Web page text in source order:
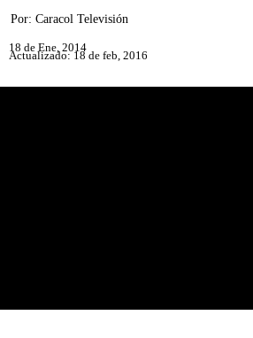
Por: Caracol Televisión
18 de Ene, 2014
Actualizado: 18 de feb, 2016